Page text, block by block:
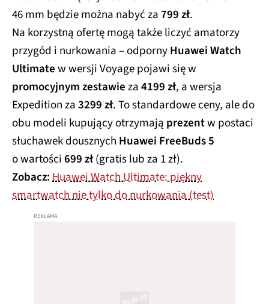
46 mm będzie można nabyć za 799 zł.
Na korzystną ofertę mogą także liczyć amatorzy
przygód i nurkowania – odpornyHuawei Watch
Ultimatew wersji Voyagepojawi się w
promocyjnym zestawie za 4199 zł, a wersja
Expedition za 3299 zł. To standardowe ceny, ale do
obu modeli kupujący otrzymają prezentw postaci
słuchawek dousznych Huawei FreeBuds 5
o wartości 699 zł(gratis lub za 1 zł).
Zobacz: Huawei Watch Ultimate: piękny
smartwatch nie tylko do nurkowania (test)